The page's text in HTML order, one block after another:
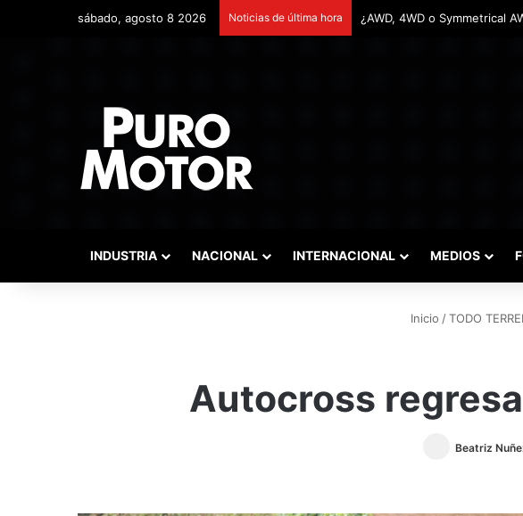
sábado, agosto 8 2026 Noticias de última hora Remontadas marcaron el
INDUSTRIA NACIONAL INTERNACIONAL MEDIOS
Inicio / TODO
Autocross
Beatriz